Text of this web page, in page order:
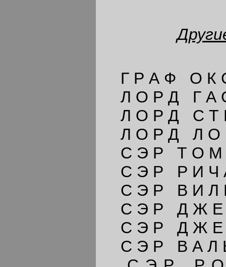
Г Р А Ф О К
Л О Р Д Г А
Л О Р Д С Т
Л О Р Д Л О
С Э Р Т О М
С Э Р Р И Ч
С Э Р В И Л
С Э Р Д Ж Е
С Э Р Д Ж Е
С Э Р В А Л